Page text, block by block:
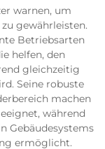
warnen, um
gewährleisten.
Betriebsarten
helfen, den
gleichzeitig
Seine robuste
machen
während
Gebäudesystems
ermöglicht.